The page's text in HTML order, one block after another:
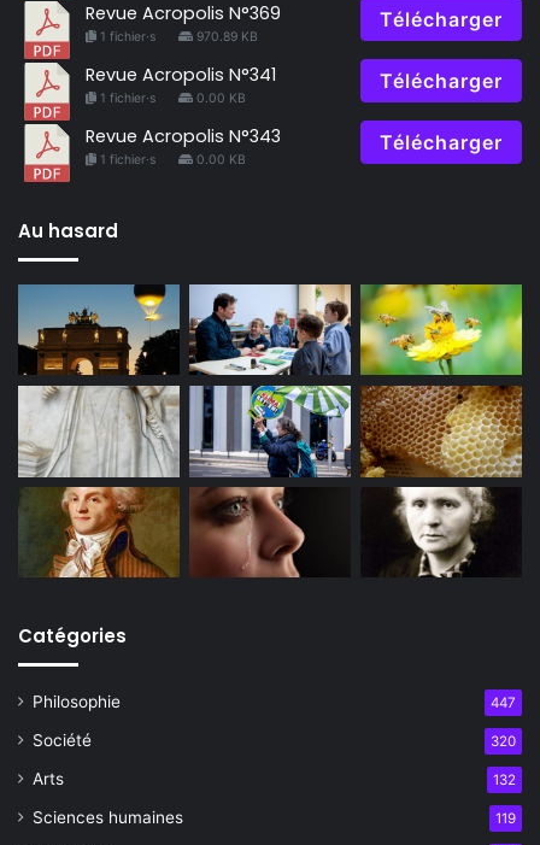
Revue Acropolis N°369
1 fichier·s 970.89 KB
Télécharger
Revue Acropolis N°341
1 fichier·s 0.00 KB
Télécharger
Revue Acropolis N°343
1 fichier·s 0.00 KB
Télécharger
Au hasard
Catégories
Philosophie 447
Société 320
Arts 132
Sciences humaines 119